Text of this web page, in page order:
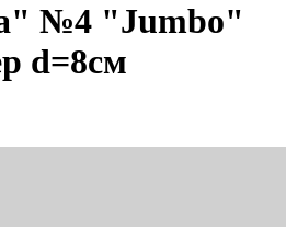
№4 "Jumbo"
d=8см